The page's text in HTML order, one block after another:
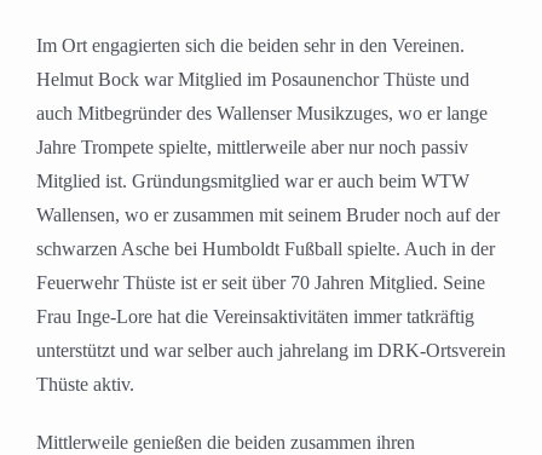
Im Ort engagierten sich die beiden sehr in den Vereinen.
Helmut Bock war Mitglied im Posaunenchor Thüste und
auch Mitbegründer des Wallenser Musikzuges, wo er lange
Jahre Trompete spielte, mittlerweile aber nur noch passiv
Mitglied ist. Gründungsmitglied war er auch beim WTW
Wallensen, wo er zusammen mit seinem Bruder noch auf der
schwarzen Asche bei Humboldt Fußball spielte. Auch in der
Feuerwehr Thüste ist er seit über 70 Jahren Mitglied. Seine
Frau Inge-Lore hat die Vereinsaktivitäten immer tatkräftig
unterstützt und war selber auch jahrelang im DRK-Ortsverein
Thüste aktiv.
Mittlerweile genießen die beiden zusammen ihren